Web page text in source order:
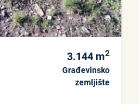
3.144 m2
Građevinsko
zemljište